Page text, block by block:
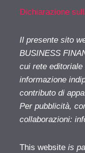
Dichiarazione
Il presente sito
BUSINESS
cui rete
informazione
contributo di
Per pubblicità,
collaborazioni:
This website is